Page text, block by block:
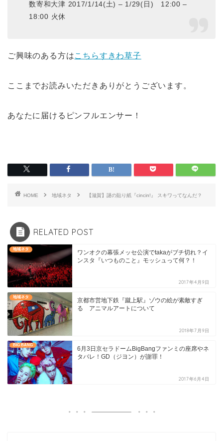
数寄和大津 2017/1/14(土) – 1/29(日) 12:00 –
18:00 火休
ご興味のある方はこちらすきわ草子
ここまでお読みいただきありがとうございます。
あなたに届けるピンフルエンサー！
HOME 地域ネタ 【滋賀】謎の貼り紙『cincin!』 スキワってなんだ？
RELATED POST
地域ネタ
ワンオクの幕張メッセ公演でtakaがブチ切れ？イ
ンスタ『いつものこと』モッシュって何？！
2017年4月9日
地域ネタ
京都市営地下鉄『蹴上駅』ゾウの絵が素敵すぎ
る アニマルアートについて
2018年7月9日
BIG BANG
6月3日京セラドームBigBangファンミの座席やネ
タバレ！GD（ジヨン）が謝罪！
2017年6月4日